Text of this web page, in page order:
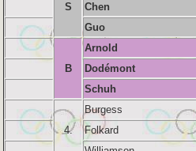
S
Chen
Guo
B
Arnold
Dodémont
Schuh
4.
Burgess
Folkard